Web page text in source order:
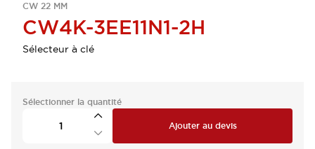
CW 22 MM
CW4K-3EE11N1-2H
Sélecteur à clé
Sélectionner la quantité
Ajouter au devis